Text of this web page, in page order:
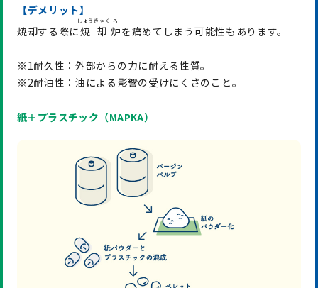
【デメリット】
焼却する際に焼却
しょうきゃく
炉
ろ
を痛めてしまう可能性もあります。
※1耐久性：外部からの力に耐える性質。
※2耐油性：油による影響の受けにくさのこと。
紙＋プラスチック（MAPKA）